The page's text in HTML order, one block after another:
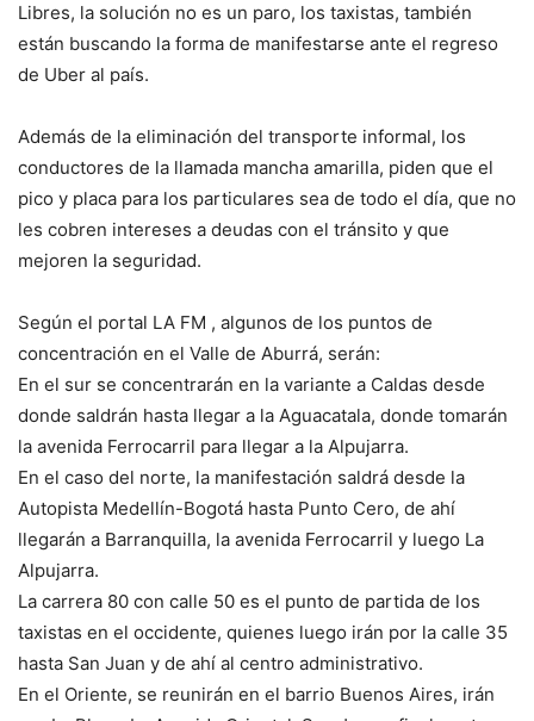
Libres, la solución no es un paro, los taxistas, también
están buscando la forma de manifestarse ante el regreso
de Uber al país.
Además de la eliminación del transporte informal, los
conductores de la llamada mancha amarilla, piden que el
pico y placa para los particulares sea de todo el día, que no
les cobren intereses a deudas con el tránsito y que
mejoren la seguridad.
Según el portal LA FM , algunos de los puntos de
concentración en el Valle de Aburrá, serán:
En el sur se concentrarán en la variante a Caldas desde
donde saldrán hasta llegar a la Aguacatala, donde tomarán
la avenida Ferrocarril para llegar a la Alpujarra.
En el caso del norte, la manifestación saldrá desde la
Autopista Medellín-Bogotá hasta Punto Cero, de ahí
llegarán a Barranquilla, la avenida Ferrocarril y luego La
Alpujarra.
La carrera 80 con calle 50 es el punto de partida de los
taxistas en el occidente, quienes luego irán por la calle 35
hasta San Juan y de ahí al centro administrativo.
En el Oriente, se reunirán en el barrio Buenos Aires, irán